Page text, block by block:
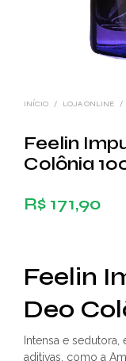
INÍCIO / LOJA ONLINE /
Feelin
Colônia
R$ 171,90
Feelin
Deo
Intensa e
aditivas, como a